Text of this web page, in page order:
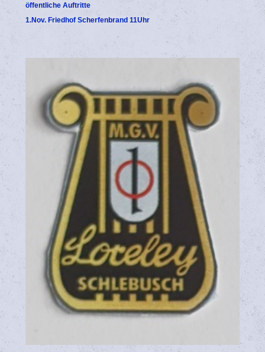
öffentliche Auftritte
1.Nov. Friedhof Scherfenbrand 11Uhr